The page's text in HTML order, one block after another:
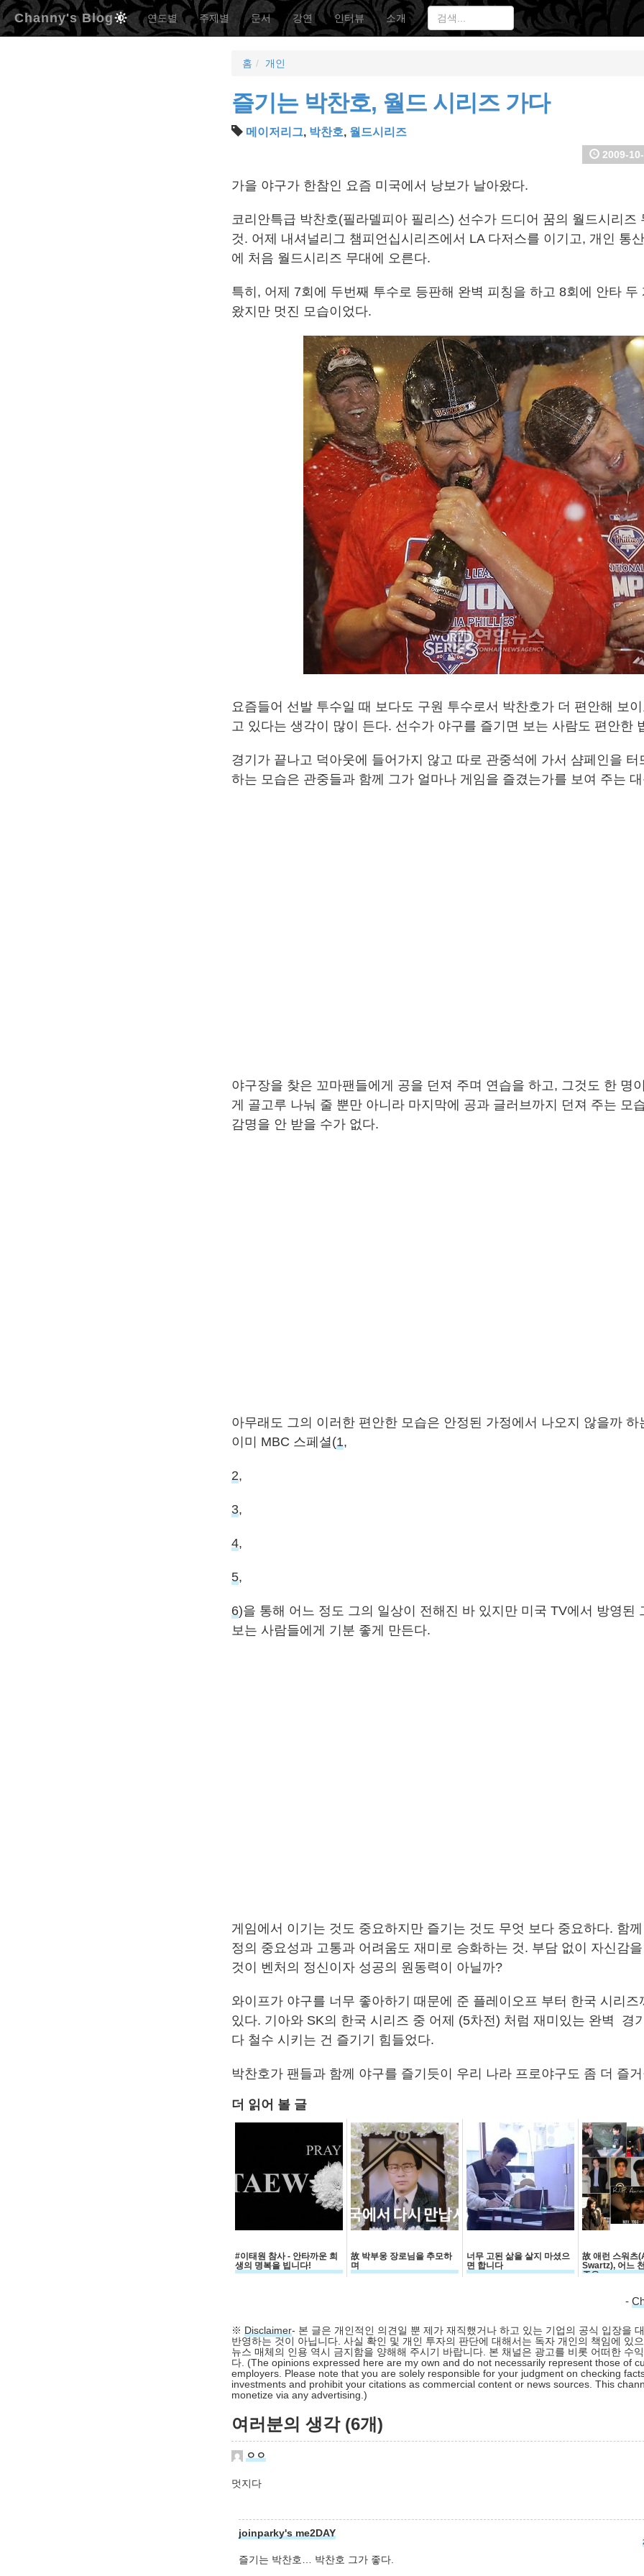
Channy's Blog 연도별 주제별 문서 강연 인터뷰 소개
홈 개인
즐기는 박찬호, 월드 시리즈 가다
메이저리그, 박찬호, 월드시리즈
2009-
가을 야구가 한참인 요즘 미국에서 낭보가 날아왔다.
코리안특급 박찬호(필라델피아 필리스) 선수가 드디어 꿈의 월드시리즈
것. 어제 내셔널리그 챔피언십시리즈에서 LA 다저스를 이기고, 개인 통
에 처음 월드시리즈 무대에 오른다.
특히, 어제 7회에 두번째 투수로 등판해 완벽 피칭을 하고 8회에 안타 두
왔지만 멋진 모습이었다.
요즘들어 선발 투수일 때 보다도 구원 투수로서 박찬호가 더 편안해 보이
고 있다는 생각이 많이 든다. 선수가 야구를 즐기면 보는 사람도 편안한
경기가 끝나고 덕아웃에 들어가지 않고 따로 관중석에 가서 샴페인을 터
하는 모습은 관중들과 함께 그가 얼마나 게임을 즐겼는가를 보여 주는
야구장을 찾은 꼬마팬들에게 공을 던져 주며 연습을 하고, 그것도 한 명
게 골고루 나눠 줄 뿐만 아니라 마지막에 공과 글러브까지 던져 주는 모
감명을 안 받을 수가 없다.
아무래도 그의 이러한 편안한 모습은 안정된 가정에서 나오지 않을까 하
이미 MBC 스페셜(1,
2,
3,
4,
5,
6)을 통해 어느 정도 그의 일상이 전해진 바 있지만 미국 TV에서 방영된
보는 사람들에게 기분 좋게 만든다.
게임에서 이기는 것도 중요하지만 즐기는 것도 무엇 보다 중요하다. 함
정의 중요성과 고통과 어려움도 재미로 승화하는 것. 부담 없이 자신감
것이 벤처의 정신이자 성공의 원동력이 아닐까?
와이프가 야구를 너무 좋아하기 때문에 준 플레이오프 부터 한국 시리즈
있다. 기아와 SK의 한국 시리즈 중 어제 (5차전) 처럼 재미있는 완벽 경
다 철수 시키는 건 즐기기 힘들었다.
박찬호가 팬들과 함께 야구를 즐기듯이 우리 나라 프로야구도 좀 더 즐
더 읽어 볼 글
#이태원 참사 - 안타까운 희
생의 명복을 빕니다!
故 박부웅 장로님을 추모하
며
너무 고된 삶을 살지 마셨으
면 합니다
故 애런 스워츠
Swartz), 어느
죽음
-
※ Disclaimer- 본 글은 개인적인 의견일 뿐 제가 재직했거나 하고 있는 기업의 공식 입장을
반영하는 것이 아닙니다. 사실 확인 및 개인 투자의 판단에 대해서는 독자 개인의 책임에 있
뉴스 매체의 인용 역시 금지함을 양해해 주시기 바랍니다. 본 채널은 광고를 비롯 어떠한 수
다. (The opinions expressed here are my own and do not necessarily represent those of
employers. Please note that you are solely responsible for your judgment on checking
investments and prohibit your citations as commercial content or news sources. This
monetize via any advertising.)
여러분의 생각 (6개)
ㅇㅇ
멋지다
joinparky's me2DAY
즐기는 박찬호… 박찬호 그가 좋다.